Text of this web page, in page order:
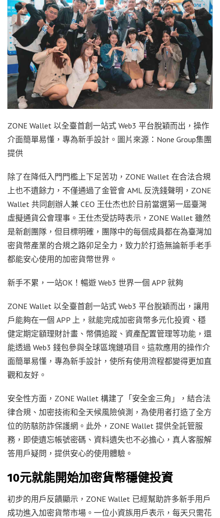
ZONE Wallet 以全臺首創一站式 Web3 平台脫穎而出，操作
介面簡單易懂，專為新手設計。圖片來源：None Group集團
提供
除了在降低入門門檻上下足苦功，ZONE Wallet 在合法合規
上也不遺餘力，不僅通過了金管會 AML 反洗錢聲明，ZONE
Wallet 共同創辦人兼 CEO 王仕杰也於日前當選第一屆臺灣
虛擬通貨公會理事。王仕杰受訪時表示，ZONE Wallet 雖然
是新創團隊，但目標明確，團隊中的每個成員都在為臺灣加
密貨幣產業的合規之路卯足全力，致力於打造無論新手老手
都能安心使用的加密貨幣世界。
新手不累，一站OK！暢遊 Web3 世界一個 APP 就夠
ZONE Wallet 以全臺首創一站式 Web3 平台脫穎而出，讓用
戶能夠在一個 APP 上，就能完成加密貨幣多元化投資、穩
健定期定額理財計畫、幣價追蹤、資產配置管理等功能，還
能透過 Web3 錢包參與全球區塊鏈項目。這款應用的操作介
面簡單易懂，專為新手設計，使所有使用流程都變得更加直
觀和友好。
安全性方面，ZONE Wallet 構建了「安全金三角」，結合法
律合規、加密技術和全天候風險偵測，為使用者打造了全方
位的防駭防詐保護網。此外，ZONE Wallet 提供全託管服
務，即使遺忘帳號密碼、資料遺失也不必擔心，真人客服解
答用戶疑問，提供安心的使用體驗。
10元就能開始加密貨幣穩健投資
初步的用戶反饋顯示，ZONE Wallet 已經幫助許多新手用戶
成功進入加密貨幣市場。一位小資族用戶表示，每天只需花